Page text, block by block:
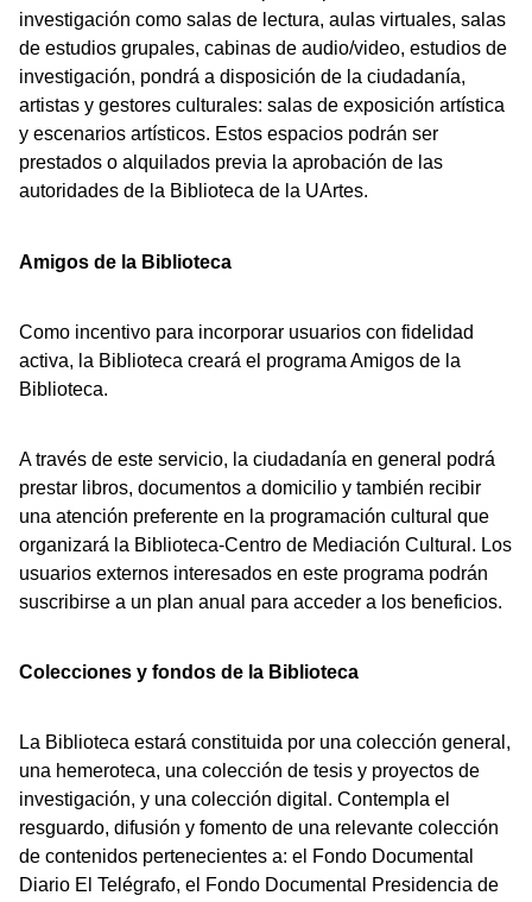
investigación como salas de lectura, aulas virtuales, salas
de estudios grupales, cabinas de audio/video, estudios de
investigación, pondrá a disposición de la ciudadanía,
artistas y gestores culturales: salas de exposición artística
y escenarios artísticos. Estos espacios podrán ser
prestados o alquilados previa la aprobación de las
autoridades de la Biblioteca de la UArtes.
Amigos de la Biblioteca
Como incentivo para incorporar usuarios con fidelidad
activa, la Biblioteca creará el programa Amigos de la
Biblioteca.
A través de este servicio, la ciudadanía en general podrá
prestar libros, documentos a domicilio y también recibir
una atención preferente en la programación cultural que
organizará la Biblioteca-Centro de Mediación Cultural. Los
usuarios externos interesados en este programa podrán
suscribirse a un plan anual para acceder a los beneficios.
Colecciones y fondos de la Biblioteca
La Biblioteca estará constituida por una colección general,
una hemeroteca, una colección de tesis y proyectos de
investigación, y una colección digital. Contempla el
resguardo, difusión y fomento de una relevante colección
de contenidos pertenecientes a: el Fondo Documental
Diario El Telégrafo, el Fondo Documental Presidencia de